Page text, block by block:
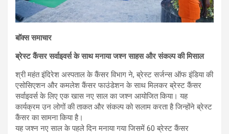
बाॅक्स समाचार
ब्रेस्ट कैंसर सर्वाइवर्स के साथ मनाया जश्न साहस और संकल्प की मिसाल
श्री महंत इंदिरेश अस्पताल के कैंसर विभाग ने, ब्रेस्ट सर्जन्स ऑफ इंडिया की
एसोसिएशन और कमलेश कैंसर फाउंडेशन के साथ मिलकर ब्रेस्ट कैंसर
सर्वाइवर्स के लिए एक खास नए साल का जश्न आयोजित किया। यह
कार्यक्रम उन लोगों की ताकत और संकल्प को सलाम करता है जिन्होंने ब्रेस्ट
कैंसर का सामना किया है।
यह जश्न नए साल के पहले दिन मनाया गया जिसमें 60 ब्रेस्ट कैंसर